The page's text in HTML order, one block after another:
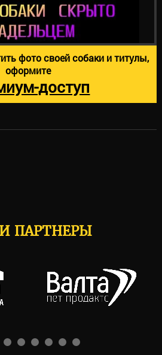
фото своей собаки и титулы,
оформите
доступ
ПАРТНЕРЫ